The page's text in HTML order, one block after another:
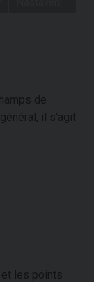
de
il s'agit
et les points